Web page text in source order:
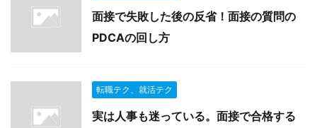
面接で失敗した後の反省！面接の質問の
PDCAの回し方
転職テク、就活テク
実は人事も迷っている。面接で合格する